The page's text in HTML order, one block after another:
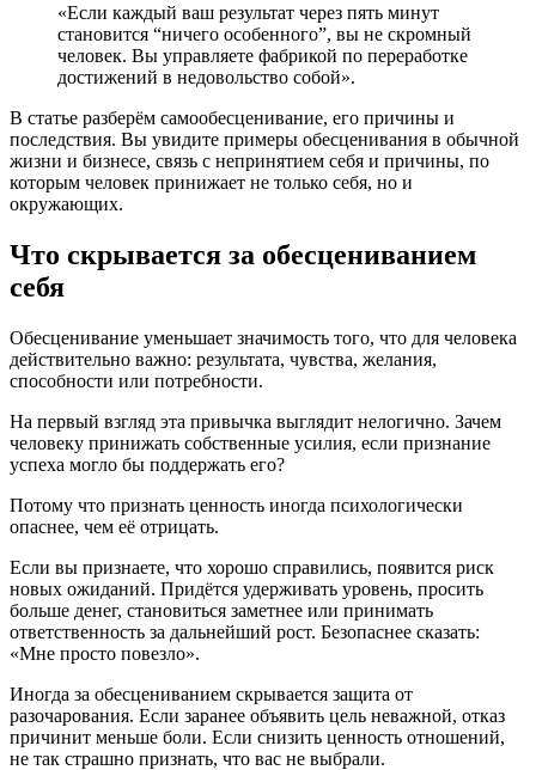
«Если каждый ваш результат через пять минут
становится “ничего особенного”, вы не скромный
человек. Вы управляете фабрикой по переработке
достижений в недовольство собой».
В статье разберём самообесценивание, его причины и
последствия. Вы увидите примеры обесценивания в обычной
жизни и бизнесе, связь с непринятием себя и причины, по
которым человек принижает не только себя, но и
окружающих.
Что скрывается за обесцениванием
себя
Обесценивание уменьшает значимость того, что для человека
действительно важно: результата, чувства, желания,
способности или потребности.
На первый взгляд эта привычка выглядит нелогично. Зачем
человеку принижать собственные усилия, если признание
успеха могло бы поддержать его?
Потому что признать ценность иногда психологически
опаснее, чем её отрицать.
Если вы признаете, что хорошо справились, появится риск
новых ожиданий. Придётся удерживать уровень, просить
больше денег, становиться заметнее или принимать
ответственность за дальнейший рост. Безопаснее сказать:
«Мне просто повезло».
Иногда за обесцениванием скрывается защита от
разочарования. Если заранее объявить цель неважной, отказ
причинит меньше боли. Если снизить ценность отношений,
не так страшно признать, что вас не выбрали.